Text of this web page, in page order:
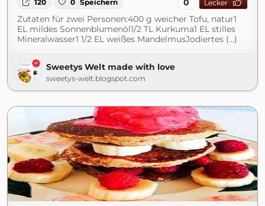
120 0 Speichern Lecker
Zutaten für zwei Personen:400 g weicher Tofu, natur1
EL mildes Sonnenblumenöl1/2 TL Kurkuma1 EL stilles
Mineralwasser1 1/2 EL weißes MandelmusJodiertes (...)
Sweetys Welt made with love
sweetys-welt.blogspot.com